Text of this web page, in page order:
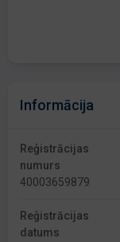
Informācija
Reģistrācijas
numurs
40003659879
Reģistrācijas
datums